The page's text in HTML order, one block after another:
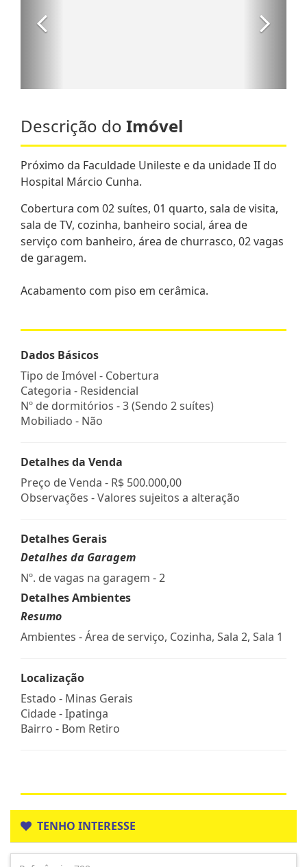
Descrição do Imóvel
Próximo da Faculdade Unileste e da unidade II do
Hospital Márcio Cunha.
Cobertura com 02 suítes, 01 quarto, sala de visita,
sala de TV, cozinha, banheiro social, área de
serviço com banheiro, área de churrasco, 02 vagas
de garagem.
Acabamento com piso em cerâmica.
Dados Básicos
Tipo de Imóvel - Cobertura
Categoria - Residencial
Nº de dormitórios - 3 (Sendo 2 suítes)
Mobiliado - Não
Detalhes da Venda
Preço de Venda - R$ 500.000,00
Observações - Valores sujeitos a alteração
Detalhes Gerais
Detalhes da Garagem
Nº. de vagas na garagem - 2
Detalhes Ambientes
Resumo
Ambientes - Área de serviço, Cozinha, Sala 2, Sala 1
Localização
Estado - Minas Gerais
Cidade -Ipatinga
Bairro - Bom Retiro
TENHO INTERESSE